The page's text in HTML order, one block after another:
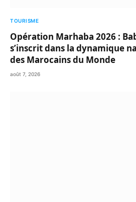
TOURISME
Opération Marhaba 2026 :
s’inscrit dans la dynamique
des Marocains du Monde
août 7, 2026